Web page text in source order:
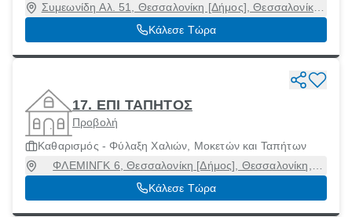
Συμεωνίδη Αλ. 51, Θεσσαλονίκη [Δήμος], Θεσσαλονίκη,
54638
Κάλεσε Τώρα
17. ΕΠΙ ΤΑΠΗΤΟΣ
Προβολή
Καθαρισμός - Φύλαξη Χαλιών, Μοκετών και Ταπήτων
ΦΛΕΜΙΝΓΚ 6, Θεσσαλονίκη [Δήμος], Θεσσαλονίκη,
61100
Κάλεσε Τώρα